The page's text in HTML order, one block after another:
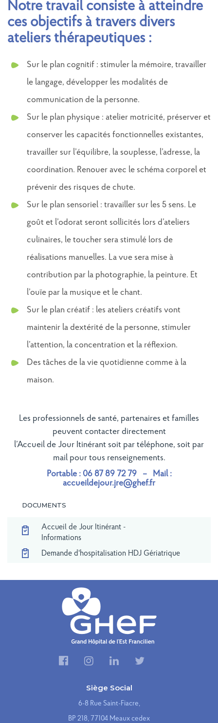
Notre travail consiste à atteindre
ces objectifs à travers divers
ateliers thérapeutiques :
Sur le plan cognitif : stimuler la mémoire, travailler
le langage, développer les modalités de
communication de la personne.
Sur le plan physique : atelier motricité, préserver et
conserver les capacités fonctionnelles existantes,
travailler sur l’équilibre, la souplesse, l’adresse, la
coordination. Renouer avec le schéma corporel et
prévenir des risques de chute.
Sur le plan sensoriel : travailler sur les 5 sens. Le
goût et l’odorat seront sollicités lors d’ateliers
culinaires, le toucher sera stimulé lors de
réalisations manuelles. La vue sera mise à
contribution par la photographie, la peinture. Et
l’ouïe par la musique et le chant.
Sur le plan créatif : les ateliers créatifs vont
maintenir la dextérité de la personne, stimuler
l’attention, la concentration et la réflexion.
Des tâches de la vie quotidienne comme à la
maison.
Les professionnels de santé, partenaires et familles
peuvent contacter directement
l’Accueil de Jour Itinérant soit par téléphone, soit par
mail pour tous renseignements.
Portable : 06 87 89 72 79 – Mail :
accueildejour.jre@ghef.fr
DOCUMENTS
Accueil de Jour Itinérant -
Informations
Demande d'hospitalisation HDJ Gériatrique
Siège Social
6-8 Rue Saint-Fiacre,
BP 218, 77104 Meaux cedex